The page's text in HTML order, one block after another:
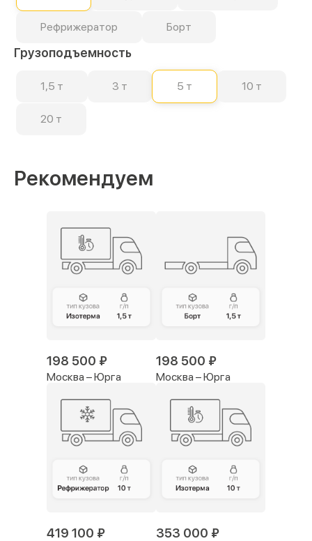
Рефрижератор Борт
Грузоподъемность
1,5 т 3 т 5 т 10 т
20 т
Рекомендуем
198 500 ₽
Москва – Юрга
198 500 ₽
Москва – Юрга
419 100 ₽ 353 000 ₽